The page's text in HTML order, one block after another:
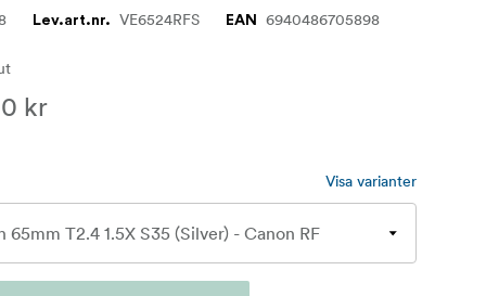
Lev.art.nr. VE6524RFS EAN 6940486705898
kr
Visa varianter